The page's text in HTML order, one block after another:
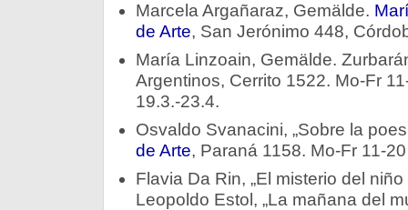
Marcela Argañaraz, Gemälde.
de Arte, San Jerónimo 448,
María Linzoain, Gemälde.
Argentinos, Cerrito 1522. Mo-Fr
19.3.-23.4.
Osvaldo Svanacini, „Sobre la
de Arte, Paraná 1158. Mo-Fr 11-
Flavia Da Rin, „El misterio del
Leopoldo Estol, „La mañana del